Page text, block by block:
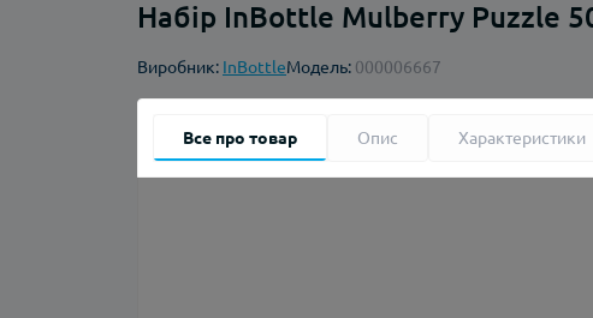
Набір InBottle Mulberry Puzzle
Виробник: InBottleМодель: 000006667
Все про товар Опис Характеристики